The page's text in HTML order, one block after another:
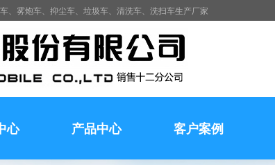
、雾炮车、抑尘车、垃圾车、清洗车、洗扫车生产厂家
心 产品中心 客户案例